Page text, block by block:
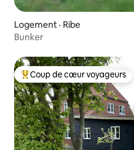
Logement · Ribe
Bunker
Coup de cœur voyageurs
Coup de cœur voyageurs